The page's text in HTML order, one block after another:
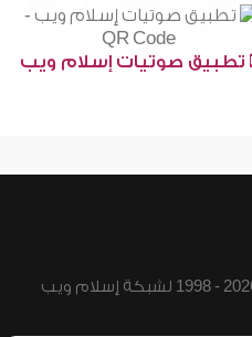
تطبيق صوتيات إسلام ويب